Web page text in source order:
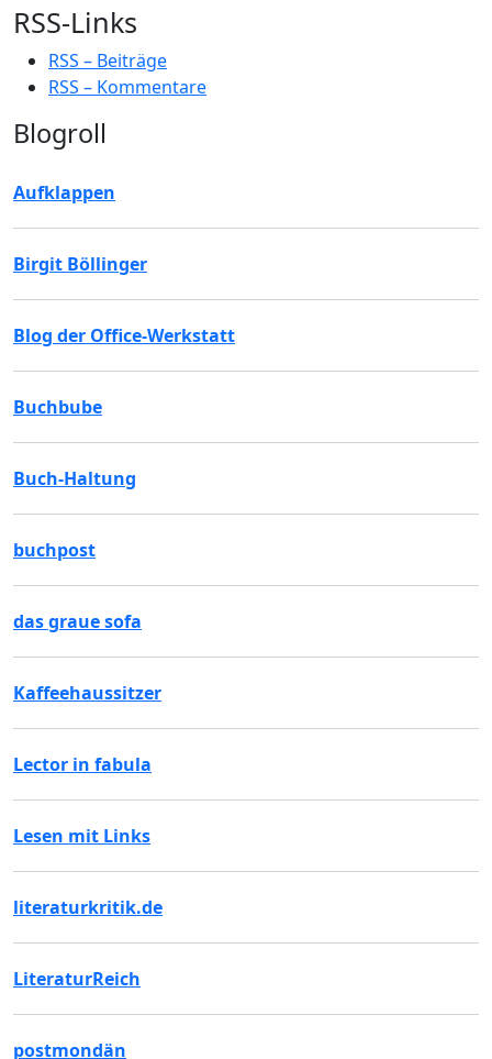
RSS-Links
RSS – Beiträge
RSS – Kommentare
Blogroll
Aufklappen
Birgit Böllinger
Blog der Office-Werkstatt
Buchbube
Buch-Haltung
buchpost
das graue sofa
Kaffeehaussitzer
Lector in fabula
Lesen mit Links
literaturkritik.de
LiteraturReich
postmondän